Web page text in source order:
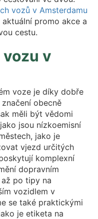
vozů v Amsterdamu
aktuální promo akce a
cestu.
v
voze je díky dobře
obecně
měli být vědomi
jsou nízkoemisní
jako je
vjezd určitých
komplexní
dopravním
po tipy na
vozidlem v
se také praktickými
je etiketa na